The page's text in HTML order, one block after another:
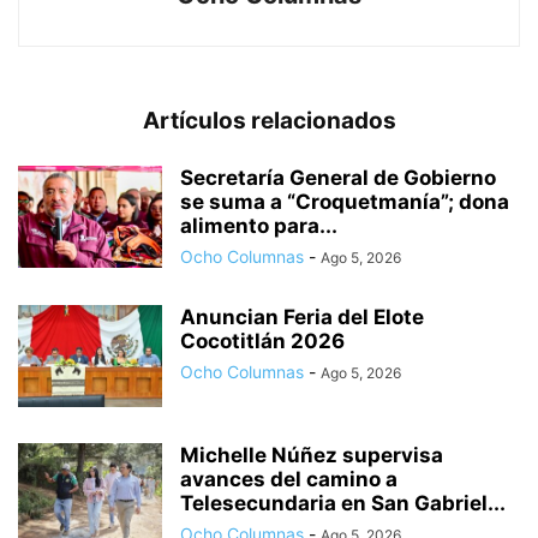
Artículos relacionados
Secretaría General de Gobierno
se suma a “Croquetmanía”; dona
alimento para...
Ocho Columnas - Ago 5, 2026
Anuncian Feria del Elote
Cocotitlán 2026
Ocho Columnas - Ago 5, 2026
Michelle Núñez supervisa
avances del camino a
Telesecundaria en San Gabriel...